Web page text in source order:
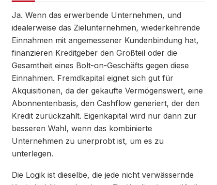
Ja. Wenn das erwerbende Unternehmen, und
idealerweise das Zielunternehmen, wiederkehrende
Einnahmen mit angemessener Kundenbindung hat,
finanzieren Kreditgeber den Großteil oder die
Gesamtheit eines Bolt-on-Geschäfts gegen diese
Einnahmen. Fremdkapital eignet sich gut für
Akquisitionen, da der gekaufte Vermögenswert, eine
Abonnentenbasis, den Cashflow generiert, der den
Kredit zurückzahlt. Eigenkapital wird nur dann zur
besseren Wahl, wenn das kombinierte
Unternehmen zu unerprobt ist, um es zu
unterlegen.
Die Logik ist dieselbe, die jede nicht verwässernde